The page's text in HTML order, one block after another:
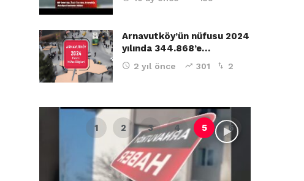
Arnavutköy’ün nüfusu 2024
yılında 344.868’e…
2 yıl önce 301 2